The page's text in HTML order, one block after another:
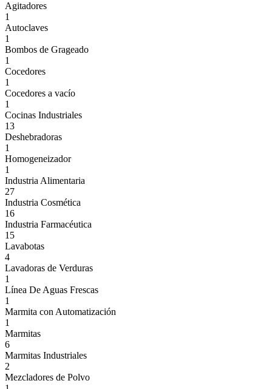
Agitadores
1
Autoclaves
1
Bombos de Grageado
1
Cocedores
1
Cocedores a vacío
1
Cocinas Industriales
13
Deshebradoras
1
Homogeneizador
1
Industria Alimentaria
27
Industria Cosmética
16
Industria Farmacéutica
15
Lavabotas
4
Lavadoras de Verduras
1
Línea De Aguas Frescas
1
Marmita con Automatización
1
Marmitas
6
Marmitas Industriales
2
Mezcladores de Polvo